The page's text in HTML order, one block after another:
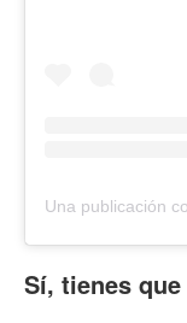
Sí, tienes